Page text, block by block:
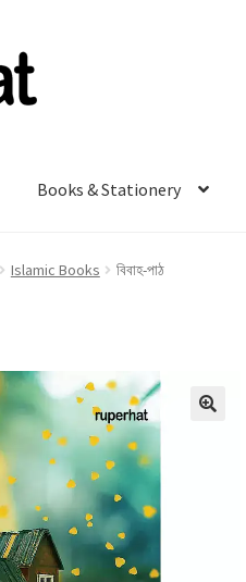
Books & Stationery
Islamic Books বিবাহ-পাঠ